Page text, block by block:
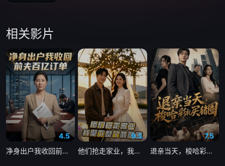
相关影片
4.5
净身出户我收回前夫百亿订单
9.3
他们抢走家业，我拿下整个翡翠圈
7.5
退亲当天，梭哈彩礼买猪圈